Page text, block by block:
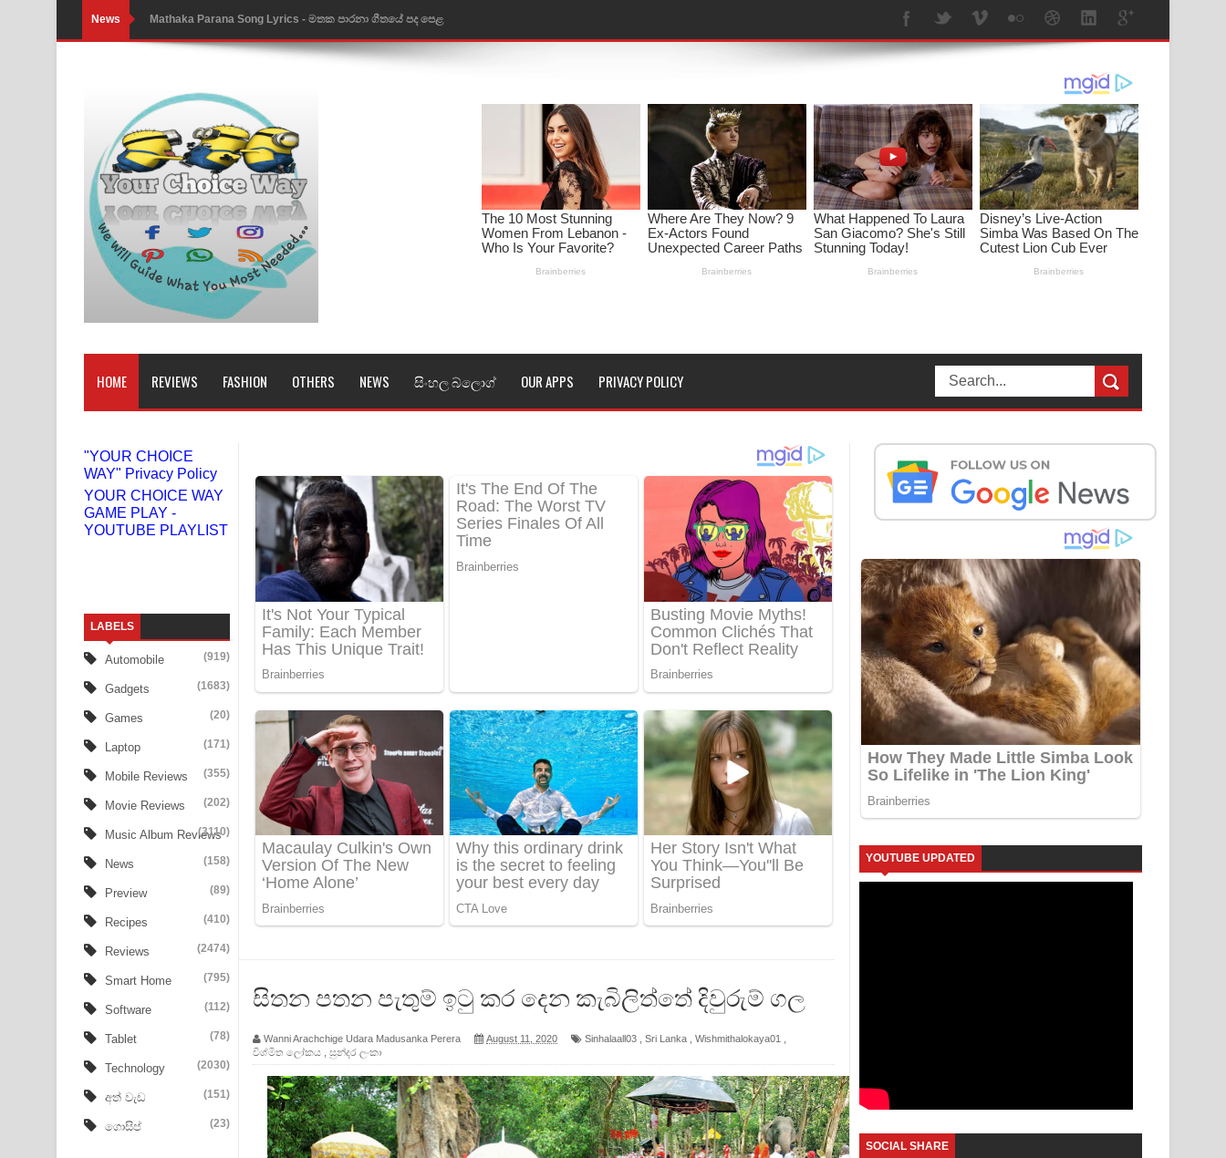
News Nimnadhen Song Lyrics - නිම්නාදෙන් ගීතයේ පද පෙළ
Obamai Mage Adare Song Lyrics - ඔබමයි මගේ ආදරේ ගීතයේ පද පෙළ
Pansal Gihin Song Lyrics - පන්සල් ගිහිං ගීතයේ පද පෙළ
Ankeliya Song Lyrics - අංකෙළිය ගීතයේ පද පෙළ
DEAR GOD Song Lyrics - ඩියර් ගෝඩ් ගීතයේ පද පෙළ
MANAMALA KATHA Song Lyrics - මනමාල කතා ගීතයේ පද පෙළ
Dai Dai Lyrics - Shakira, Burna Boy | 2026 football world cup song lyrics
Lassana Amma Song Lyrics - ලස්සන අම්මා ගීතයේ පද පෙළ
Gemak Deela Song Lyrics - ගේමක් දීලා ගීතයේ පද පෙළ
Doni Song Lyrics - දෝණි ගීතයේ පද පෙළ
Benthara Palame Song Lyrics - බෙන්තර පාලමේ ගීතයේ පද පෙළ
Sanda Babalena Song Lyrics - සඳ බැබලෙන ගීතයේ පද පෙළ
Adare Wadi Nisa Song Lyrics - ආදරේ වැඩි නිසා ගීතයේ පද පෙළ
UNUHUMA Song Lyrics - උණුහුම ගීතයේ පද පෙළ
Katakara Song Lyrics - කටකාර ගීතයේ පද පෙළ
Tharu Yaye Dilena Song Lyrics - තරු යායේ දිලෙනා ගීතයේ පද පෙළ
Ow Man Sosa Song Lyrics - ඔව් මං සෝසා ගීතයේ පද පෙළ
Heavy Weight Song Lyrics
Aye Lanweela Song Lyrics - ආයේ ලංවීලා ගීතයේ පද පෙළ
Ala purannata Song Lyrics - ආල පුරන්නට ගීතයේ පද පෙළ
Apa Hamuwee Song Lyrics - අප හමුවී ගීතයේ පද පෙළ
PATHINIYE Song Lyrics - පතිනියනේ ගීතයේ පද පෙළ
Sorry Sir Song Lyrics - සොරි සර් ගීතයේ පද පෙළ
Mathaka Aluthin Liyanna Song Lyrics - මතක අලුතින් ලියන්න ගීතයේ පද පෙළ
Sandak Awith Song Lyrics - සඳක් ඇවිත් ගීතයේ පද පෙළ
HOME REVIEWS FASHION OTHERS NEWS සිංහල බ්ලොග් OUR APPS PRIVACY POLICY
"YOUR CHOICE
WAY" Privacy Policy
YOUR CHOICE WAY
GAME PLAY -
YOUTUBE PLAYLIST
LABELS
Automobile (919)
Gadgets (1683)
Games (20)
Laptop (171)
Mobile Reviews (355)
Movie Reviews (202)
Music Album Reviews
(3110)
News (158)
Preview (89)
Recipes (410)
Reviews (2474)
Smart Home (795)
Software (112)
Tablet (78)
Technology (2030)
අත් වැඩ (151)
ගොසිප් (23)
සිතන පතන පැතුම් ඉටු කර දෙන කැබිලිත්තේ දිවුරුම් ගල
Wanni Arachchige Udara Madusanka Perera August 11, 2020 Sinhalaall03 Sri Lanka Wishmithalokaya01
විශ්මිත ලෝකය
සුන්දර ලංකා
YOUTUBE UPDATED
SOCIAL SHARE